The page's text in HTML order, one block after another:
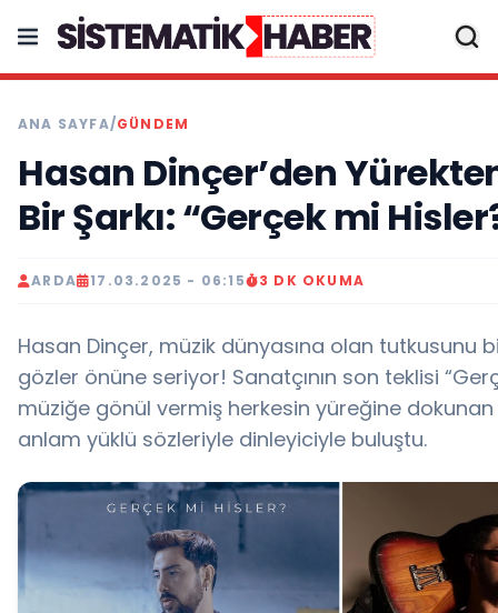
ANA SAYFA/GÜNDEM
Hasan Dinçer’den
Bir Şarkı: “Gerçek mi
ARDA 17.03.2025 - 06:15 3 DK OKUMA
Hasan Dinçer, müzik dünyasına olan tutkusunu
gözler önüne seriyor! Sanatçının son teklisi
müziğe gönül vermiş herkesin yüreğine
anlam yüklü sözleriyle dinleyiciyle buluştu.